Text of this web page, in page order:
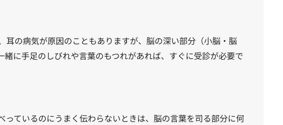
の病気が原因のこともありますが、脳の深い部分（小脳・脳
に手足のしびれや言葉のもつれがあれば、すぐに受診が必要で
ているのにうまく伝わらないときは、脳の言葉を司る部分に何